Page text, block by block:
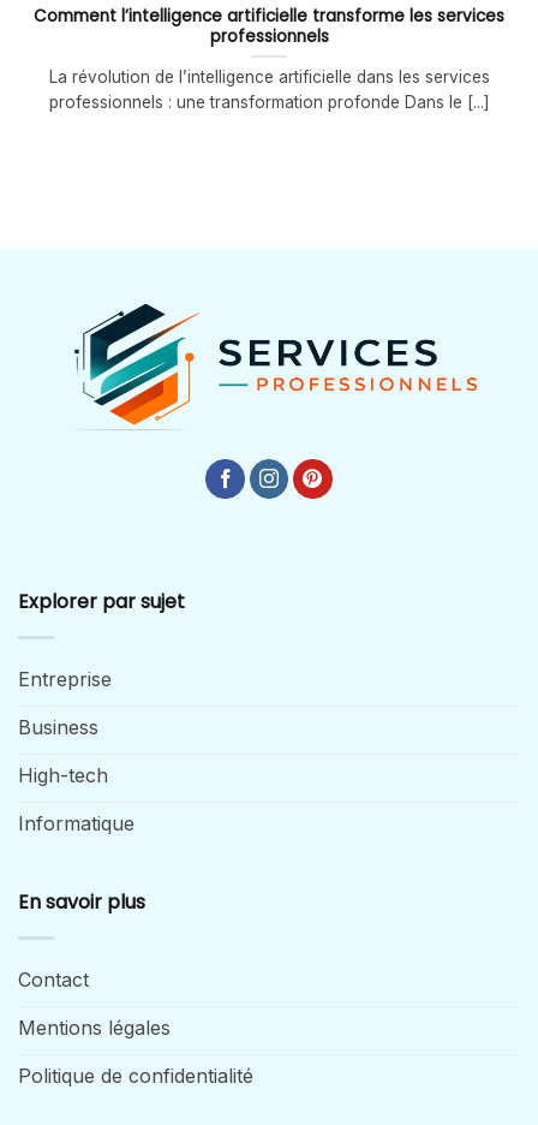
Comment l’intelligence artificielle transforme les services
professionnels
La révolution de l’intelligence artificielle dans les services
professionnels : une transformation profonde Dans le [...]
Explorer par sujet
Entreprise
Business
High-tech
Informatique
En savoir plus
Contact
Mentions légales
Politique de confidentialité